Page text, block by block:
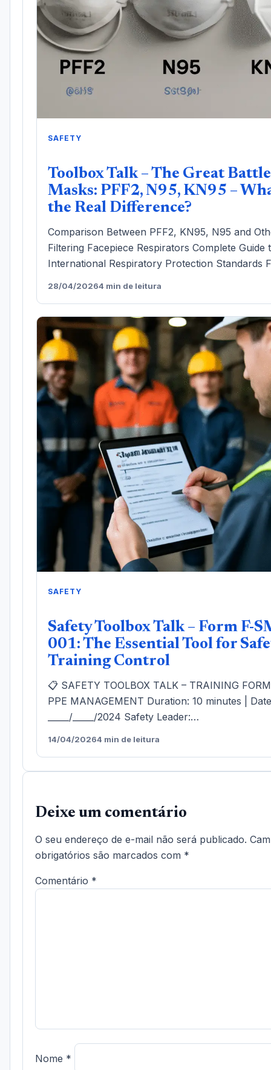
SAFETY
Toolbox Talk – The Great
Masks: PFF2, N95, KN95 –
the Real Difference?
Comparison Between PFF2, KN95, N95 and
Filtering Facepiece Respirators Complete Guide
International Respiratory Protection Standards
28/04/20264 min de leitura
SAFETY
Safety Toolbox Talk – Form F-
001: The Essential Tool for
Training Control
📋 SAFETY TOOLBOX TALK – TRAINING
PPE MANAGEMENT Duration: 10 minutes |
_____/_____/2024 Safety Leader:…
14/04/20264 min de leitura
Deixe um comentário
O seu endereço de e-mail não será publicado.
obrigatórios são marcados com *
Comentário *
Nome *